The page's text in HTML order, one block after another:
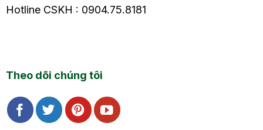
Hotline CSKH : 0904.75.8181
Theo dõi chúng tôi